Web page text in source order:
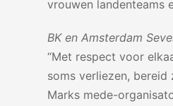
vrouwen landenteams
BK en Amsterdam
“Met respect voor
soms verliezen,
Marks mede-